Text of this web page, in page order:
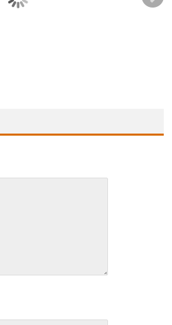
2022年2月19日(土),20